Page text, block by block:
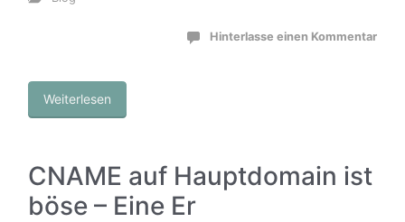
Hinterlasse einen Kommentar
Weiterlesen
CNAME auf Hauptdomain ist
böse – Eine Er